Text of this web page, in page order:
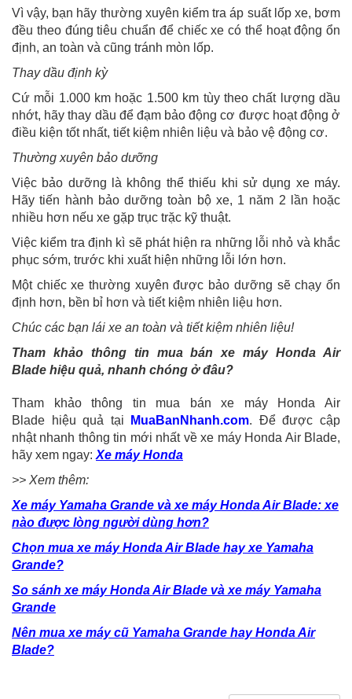
Vì vậy, bạn hãy thường xuyên kiểm tra áp suất lốp xe, bơm
đều theo đúng tiêu chuẩn để chiếc xe có thể hoạt động ổn
định, an toàn và cũng tránh mòn lốp.
Thay dầu định kỳ
Cứ mỗi 1.000 km hoặc 1.500 km tùy theo chất lượng dầu
nhớt, hãy thay dầu để đạm bảo động cơ được hoạt động ở
điều kiện tốt nhất, tiết kiệm nhiên liệu và bảo vệ động cơ.
Thường xuyên bảo dưỡng
Việc bảo dưỡng là không thể thiếu khi sử dụng xe máy.
Hãy tiến hành bảo dưỡng toàn bộ xe, 1 năm 2 lần hoặc
nhiều hơn nếu xe gặp trục trặc kỹ thuật.
Việc kiểm tra định kì sẽ phát hiện ra những lỗi nhỏ và khắc
phục sớm, trước khi xuất hiện những lỗi lớn hơn.
Một chiếc xe thường xuyên được bảo dưỡng sẽ chạy ổn
định hơn, bền bỉ hơn và tiết kiệm nhiên liệu hơn.
Chúc các bạn lái xe an toàn và tiết kiệm nhiên liệu!
Tham khảo thông tin mua bán xe máy Honda Air
Blade hiệu quả, nhanh chóng ở đâu?
Tham khảo thông tin mua bán xe máy Honda Air
Blade hiệu quả tại
MuaBanNhanh.com. Để được cập
nhật nhanh thông tin mới nhất về xe máy Honda Air Blade,
hãy xem ngay: Xe máy Honda
>> Xem thêm:
Xe máy Yamaha Grande và xe máy Honda Air Blade: xe
nào được lòng người dùng hơn?
Chọn mua xe máy Honda Air Blade hay xe Yamaha
Grande?
So sánh xe máy Honda Air Blade và xe máy Yamaha
Grande
Nên mua xe máy cũ Yamaha Grande hay Honda Air
Blade?